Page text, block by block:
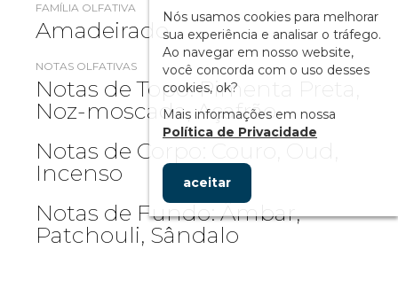
FAMÍLIA OLFATIVA
Amadeirado
NOTAS OLFATIVAS
Notas de Topo: Pimenta Preta,
Noz-moscada, Açafrão
Notas de Corpo: Couro, Oud,
Incenso
Notas de Fundo: Âmbar,
Patchouli, Sândalo
Nós usamos cookies para melhorar
sua experiência e analisar o tráfego.
Ao navegar em nosso website,
você concorda com o uso desses
cookies, ok?
Mais informações em nossa
Política de Privacidade
aceitar